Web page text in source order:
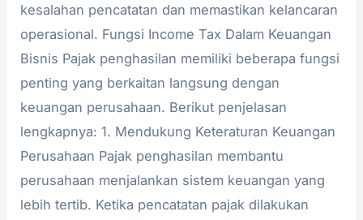
kesalahan pencatatan dan memastikan kelancaran
operasional. Fungsi Income Tax Dalam Keuangan
Bisnis Pajak penghasilan memiliki beberapa fungsi
penting yang berkaitan langsung dengan
keuangan perusahaan. Berikut penjelasan
lengkapnya: 1. Mendukung Keteraturan Keuangan
Perusahaan Pajak penghasilan membantu
perusahaan menjalankan sistem keuangan yang
lebih tertib. Ketika pencatatan pajak dilakukan